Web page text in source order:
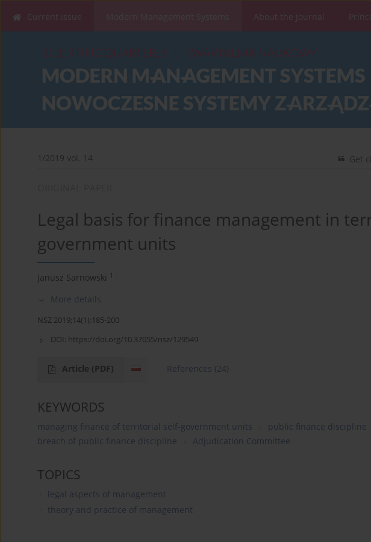
Current issue About the Journal
1/2019 vol. 14 Get
Legal basis for finance management in
government units
Janusz Sarnowski 1
More details
NSZ 2019;14(1):185-200
DOI: https://doi.org/10.37055/nsz/129549
Article (PDF) References (24)
KEYWORDS
managing finance of territorial self-government units public finance discipline
breach of public finance discipline
Adjudication Committee
TOPICS
legal aspects of management
theory and practice of management